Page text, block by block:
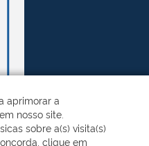
aprimorar a
nosso site.
sobre a(s) visita(s)
clique em